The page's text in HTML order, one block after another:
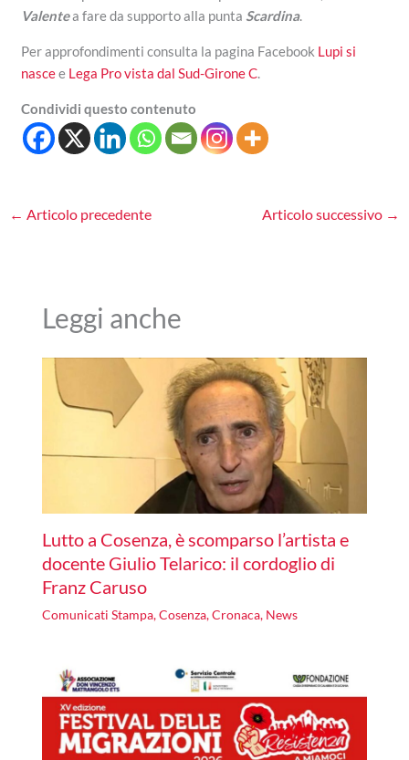
Valentea fare da supporto alla punta Scardina.
Per approfondimenti consulta la pagina Facebook Lupi si
nascee Lega Pro vista dal Sud-Girone C.
Condividi questo contenuto
← Articolo precedente Articolo successivo →
Leggi anche
Lutto a Cosenza, è scomparso l’artista e
docente Giulio Telarico: il cordoglio di
Franz Caruso
Comunicati Stampa,Cosenza,Cronaca, News